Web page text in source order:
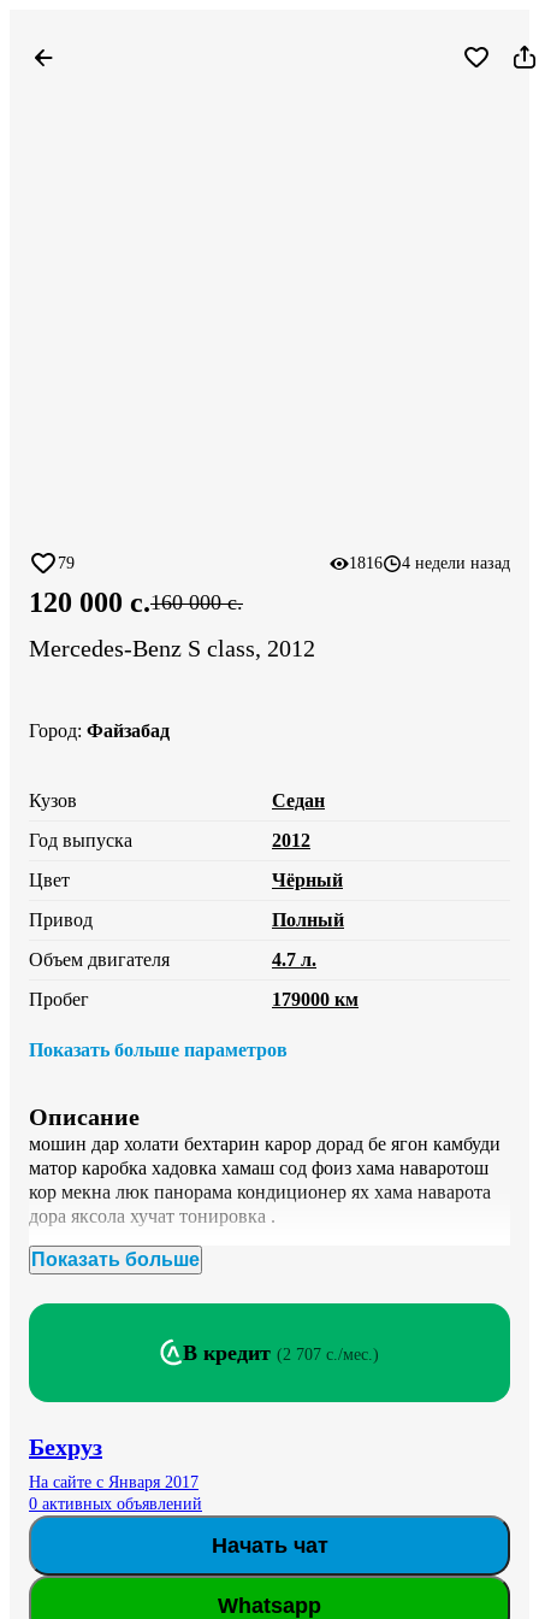
79 1816 4 недели назад
120 000 c.160 000 c.
Mercedes-Benz S class, 2012
Город: Файзабад
Кузов
Седан
Год выпуска
2012
Цвет
Чёрный
Привод
Полный
Объем двигателя
4.7 л.
Пробег
179000 км
Показать больше параметров
Описание
мошин дар холати бехтарин карор дорад бе ягон камбуди
матор каробка хадовка хамаш сод фоиз хама наваротош
кор мекна люк панорама кондиционер ях хама наварота
дора яксола хучат тонировка .
срочно срочно...
Показать больше
В кредит (2 707 c./мес. )
Бехруз
На сайте с Января 2017
0 активных объявлений
Начать чат
Whatsapp